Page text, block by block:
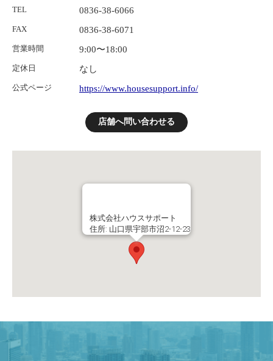
TEL 0836-38-6066
FAX 0836-38-6071
営業時間 9:00〜18:00
定休日 なし
公式ページ https://www.housesupport.info/
店舗へ問い合わせる
株式会社ハウスサポート
住所: 山口県宇部市沼2-12-23